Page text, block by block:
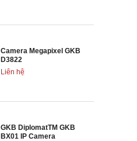
Camera Megapixel GKB
D3822
Liên hệ
GKB DiplomatTM GKB
BX01 IP Camera